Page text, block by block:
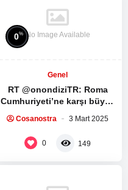
No Image Available
0%
Genel
RT @onondiziTR: Roma
Cumhuriyeti’ne karşı büyük
Spartacus Dizisinin ilk 5
bölümünü…
Cosanostra 3 Mart 2025
0 149